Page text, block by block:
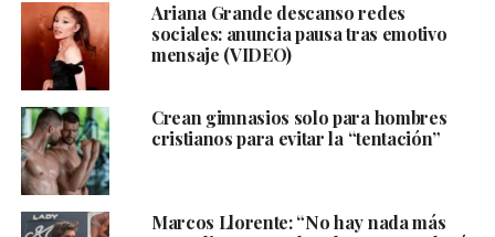
Ariana Grande descanso redes
sociales: anuncia pausa tras emotivo
mensaje (VIDEO)
Crean gimnasios solo para hombres
cristianos para evitar la “tentación”
Marcos Llorente: “No hay nada más